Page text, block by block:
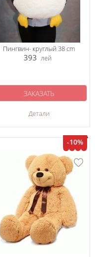
Пингвин- круглый 38 cm
393 лей
Детали
ЗАКАЗАТЬ
-10%